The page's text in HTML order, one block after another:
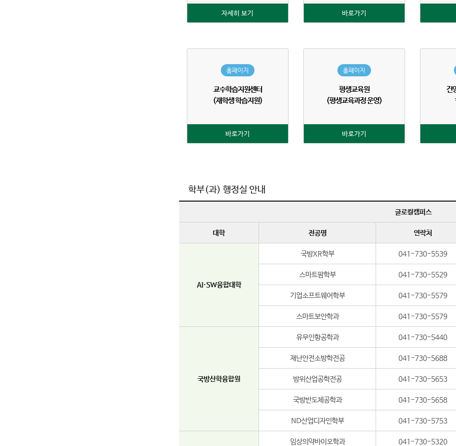
자세히 보기 바로가기
홈페이지
교수학습지원센터
(재학생 학습지원)
바로가기
홈페이지
평생교육원
(평생교육과정 운영)
바로가기
건
학부(과) 행정실 안내
글로컬캠퍼스
대학 전공명 연락처
AI·SW융합대학
국방XR학부 041-730-5539
스마트팜학부 041-730-5529
기업소프트웨어학부 041-730-5579
스마트보안학과 041-730-5579
국방산학융합원
유무인항공학과 041-730-5440
재난안전소방학전공 041-730-5688
방위산업공학전공 041-730-5653
국방반도체공학과 041-730-5658
ND산업디자인학부 041-730-5753
임상의약바이오학과 041-730-5320